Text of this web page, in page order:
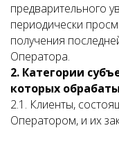
предварительного
периодически
получения
Оператора.
2. Категории
которых
2.1. Клиенты,
Оператором, и их